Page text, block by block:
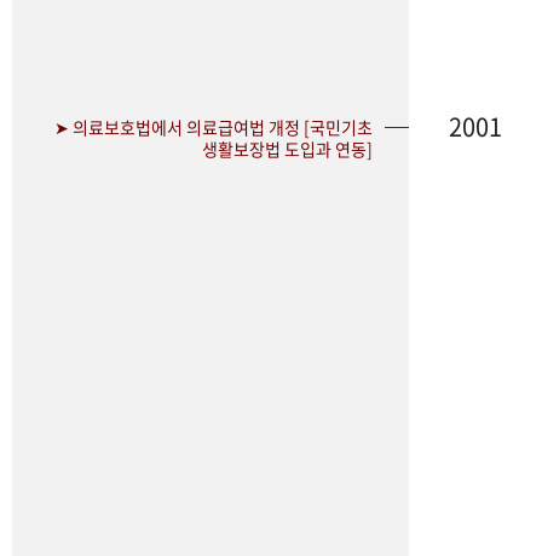
➤ 의료보호법에서 의료급여법 개정 [국민기초
생활보장법 도입과 연동]
2001